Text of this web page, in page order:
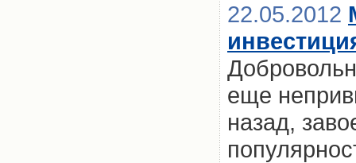
22.05.2012
еще
назад,